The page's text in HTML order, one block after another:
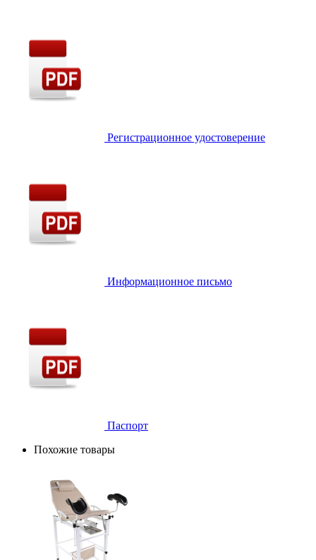
Регистрационное удостоверение
Информационное письмо
Паспорт
Похожие товары